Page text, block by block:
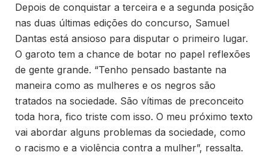
Depois de conquistar a terceira e a segunda posição
nas duas últimas edições do concurso, Samuel
Dantas está ansioso para disputar o primeiro lugar.
O garoto tem a chance de botar no papel reflexões
de gente grande. “Tenho pensado bastante na
maneira como as mulheres e os negros são
tratados na sociedade. São vítimas de preconceito
toda hora, fico triste com isso. O meu próximo texto
vai abordar alguns problemas da sociedade, como
o racismo e a violência contra a mulher”, ressalta.